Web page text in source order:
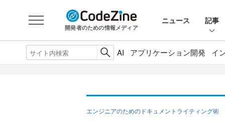
開発者のための情報メディア
ニュース 記事
AI アプリケーション開発 イ
エンジニアのためのドキュメントライティング術